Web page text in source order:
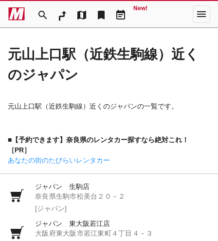
search map bookmark event_note
New! menu
元山上口駅（近鉄生駒線）近く
のジャパン
元山上口駅（近鉄生駒線）近くのジャパンの一覧です。
■【予約できます】奈良県のレンタカー探すなら絶対これ！
［PR］
あなたの街のたびらいレンタカー
ジャパン 生駒店
奈良県生駒市松美台２０－２
[ジャパン]
ジャパン 東大阪若江店
大阪府東大阪市若江東町４丁目４－３